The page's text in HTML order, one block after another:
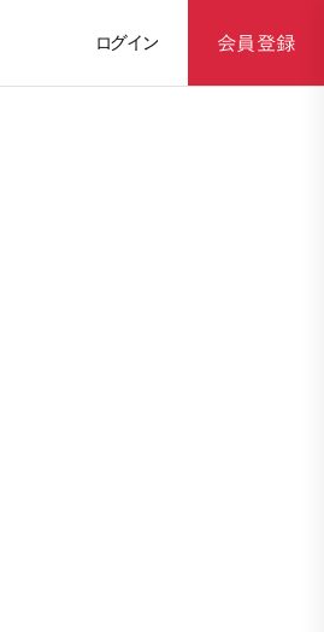
ログイン 会員登録